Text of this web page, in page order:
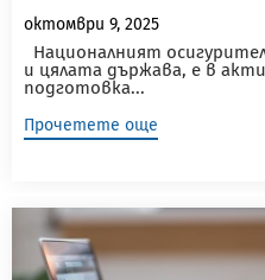
октомври 9, 2025
Националният
и цялата държава, е в
подготовка...
Прочетете още